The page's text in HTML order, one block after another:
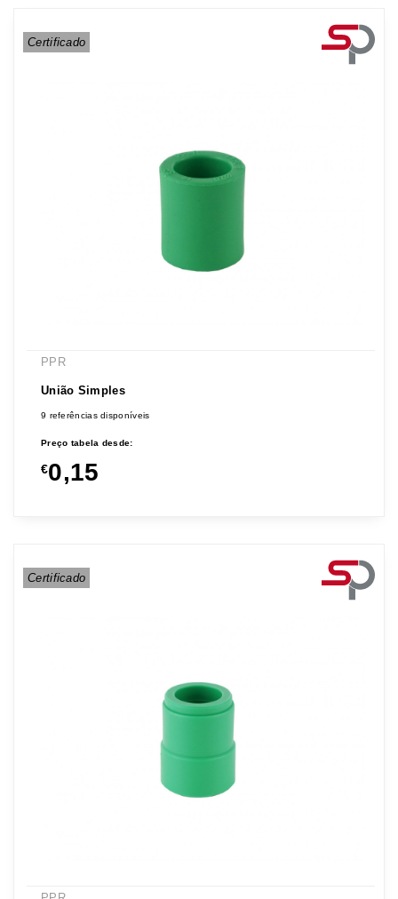
Certificado
PPR
União Simples
9 referências disponíveis
Preço tabela desde:
€0,15
Certificado